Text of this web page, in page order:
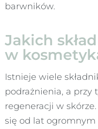
barwników.
Jakich
w
Istnieje wiele
podrażnienia, a przy
regeneracji w
się od lat ogromnym